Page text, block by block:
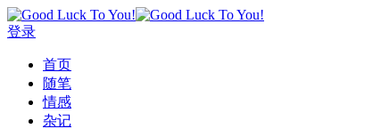
登录
首页
随笔
情感
杂记